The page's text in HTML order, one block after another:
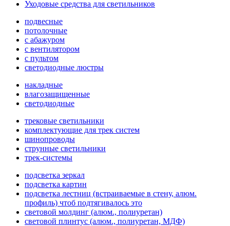
Уходовые средства для светильников
подвесные
потолочные
с абажуром
с вентилятором
с пультом
светодиодные люстры
накладные
влагозащищенные
светодиодные
трековые светильники
комплектующие для трек систем
шинопроводы
струнные светильники
трек-системы
подсветка зеркал
подсветка картин
подсветка лестниц (встраиваемые в стену, алюм.
профиль) чтоб подтягивалось это
световой молдинг (алюм., полиуретан)
световой плинтус (алюм., полиуретан, МДФ)